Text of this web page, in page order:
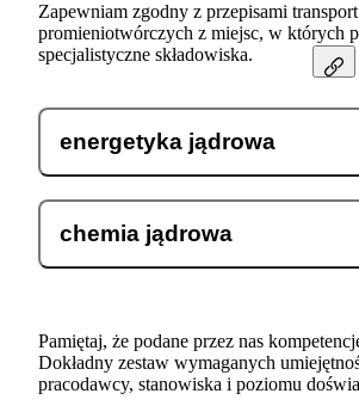
Zapewniam zgodny z przepisami
promieniotwórczych z miejsc, w których
specjalistyczne składowiska.
energetyka jądrowa
chemia jądrowa
Pamiętaj, że podane przez nas
Dokładny zestaw wymaganych
pracodawcy, stanowiska i poziomu